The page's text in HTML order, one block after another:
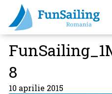
8
10 aprilie 2015